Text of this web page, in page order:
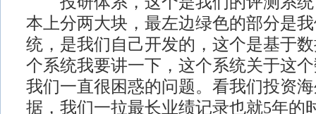
本上分两大块，最左边绿色的部分是
统，是我们自己开发的，这个是基于
个系统我要讲一下，这个系统关于这
我们一直很困惑的问题。看我们投资
据，我们一拉最长业绩记录也就5年的